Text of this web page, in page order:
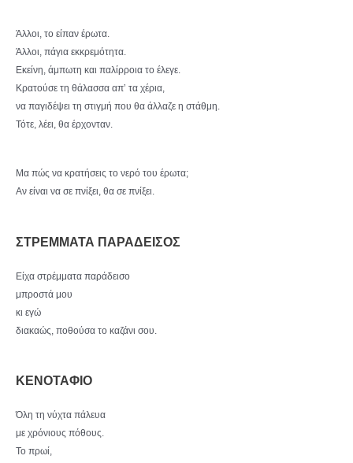
Άλλοι, το είπαν έρωτα.
Άλλοι, πάγια εκκρεμότητα.
Εκείνη, άμπωτη και παλίρροια το έλεγε.
Κρατούσε τη θάλασσα απ’ τα χέρια,
να παγιδέψει τη στιγμή που θα άλλαζε η στάθμη.
Τότε, λέει, θα έρχονταν.
Μα πώς να κρατήσεις το νερό του έρωτα;
Αν είναι να σε πνίξει, θα σε πνίξει.
ΣΤΡΕΜΜΑΤΑ ΠΑΡΑΔΕΙΣΟΣ
Είχα στρέμματα παράδεισο
μπροστά μου
κι εγώ
διακαώς, ποθούσα το καζάνι σου.
ΚΕΝΟΤΑΦΙΟ
Όλη τη νύχτα πάλευα
με χρόνιους πόθους.
Το πρωί,